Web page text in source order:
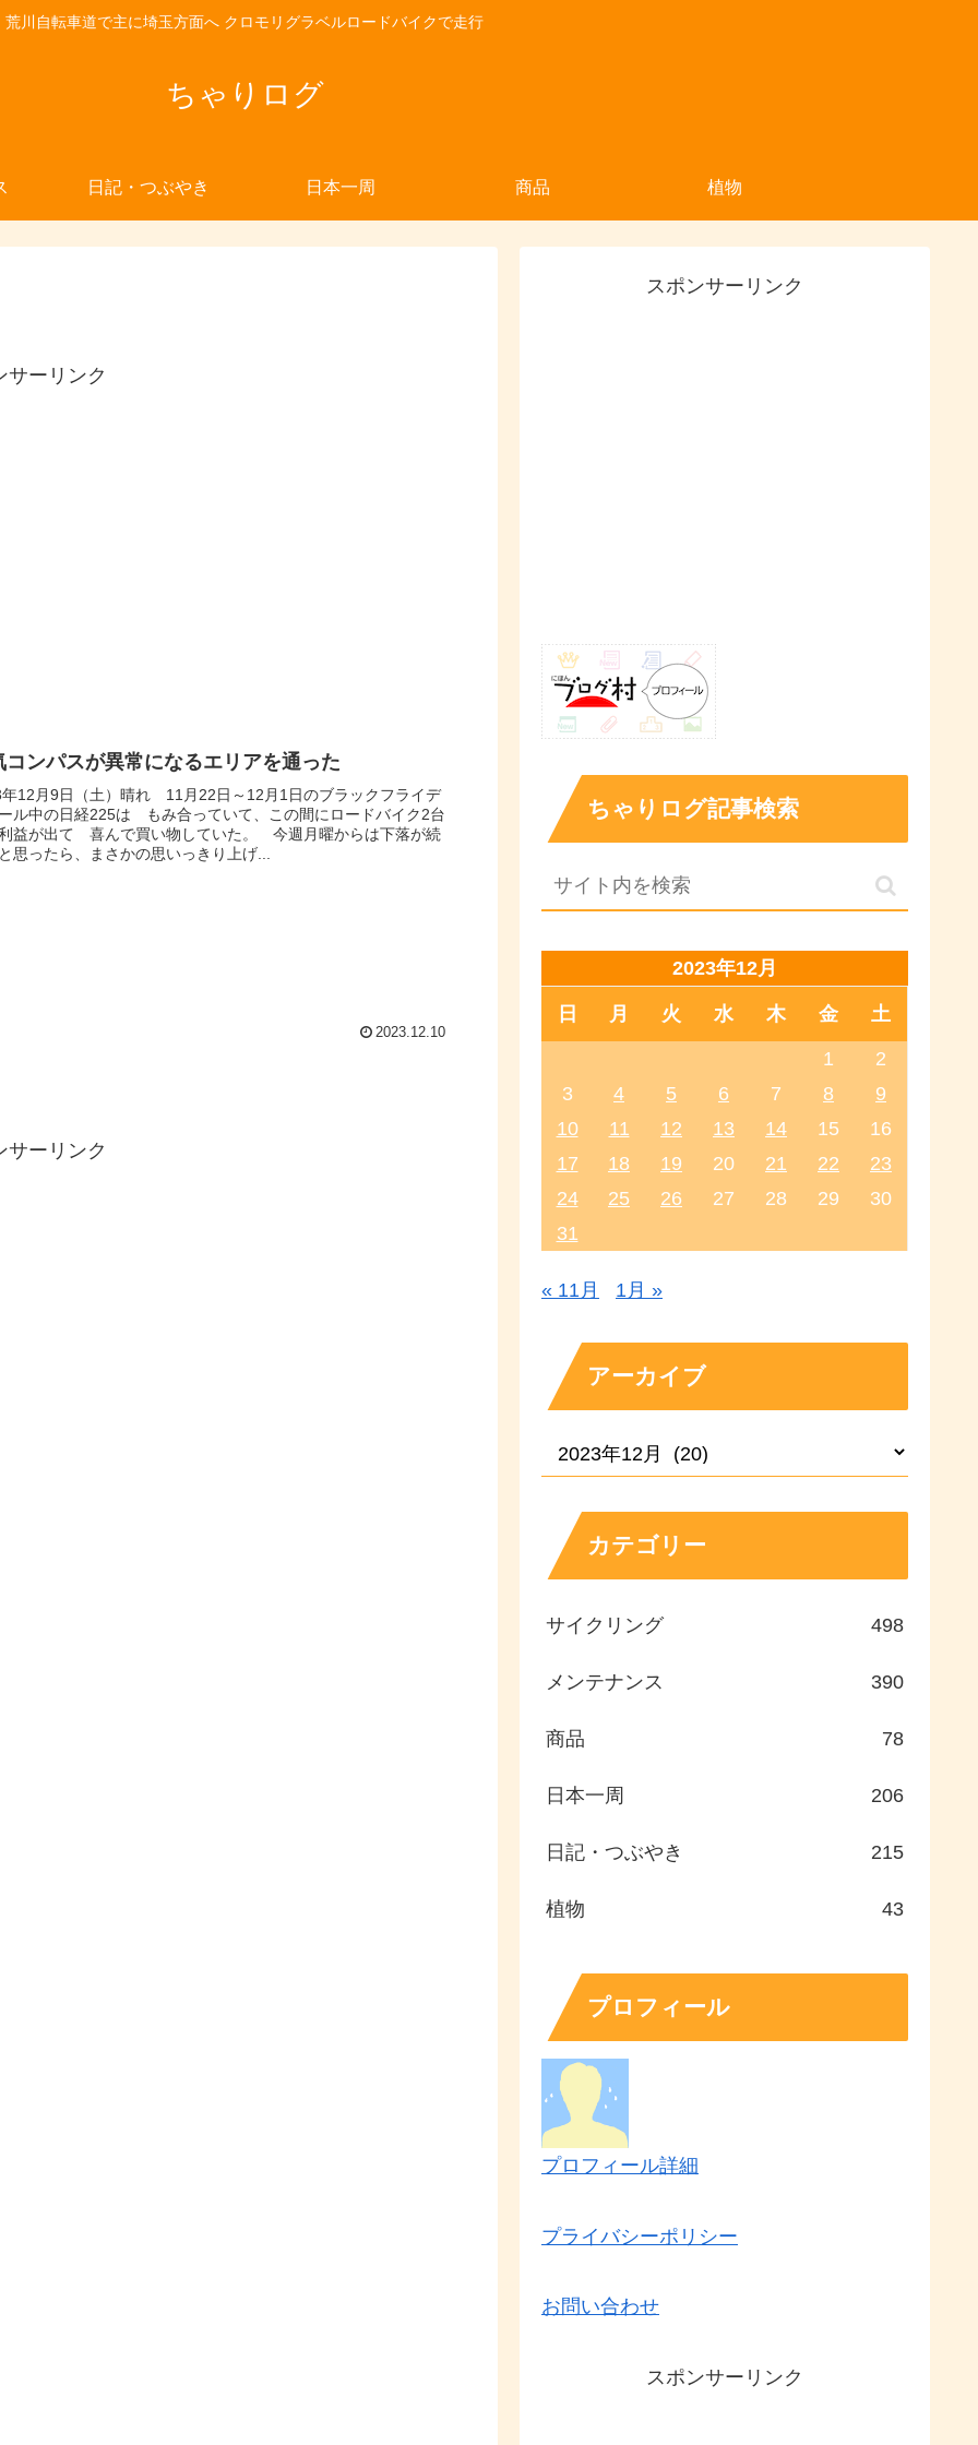
荒川自転車道で主に埼玉方面へ クロモリグラベルロードバイクで走行
ちゃりログ
日記・つぶやき 日本一周 商品 植物
サーリンク
コンパスが異常になるエリアを通った
12月9日（土）晴れ 11月22日～12月1日のブラックフライデ
ル中の日経225は もみ合っていて、この間にロードバイク2台
益が出て 喜んで買い物していた。 今週月曜からは下落が続
思ったら、まさかの思いっきり上げ...
2023.12.10
サーリンク
スポンサーリンク
ちゃりログ記事検索
2023年12月
日 月 火 水 木 金 土
1
2
3
4 5 6 7 8
9
10
11 12 13 14 15
16
17
18 19 20 21 22
23
24
25 26 27 28 29
30
31
« 11月 1月 »
アーカイブ
カテゴリー
サイクリング 498
メンテナンス 390
商品 78
日本一周 206
日記・つぶやき 215
植物 43
プロフィール
プロフィール詳細
プライバシーポリシー
お問い合わせ
スポンサーリンク